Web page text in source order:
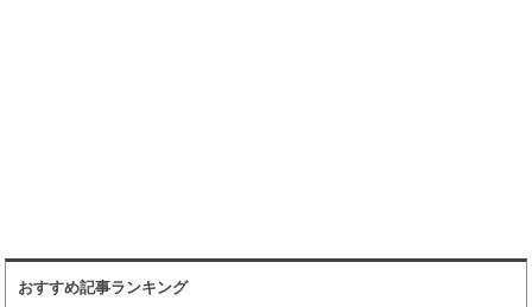
おすすめ記事ランキング